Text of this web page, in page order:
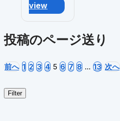
view
投稿のページ送り
前へ 1 2 3 4 5 6 7 8 … 13 次へ
Filter